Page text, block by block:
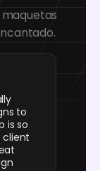
to
is so
client